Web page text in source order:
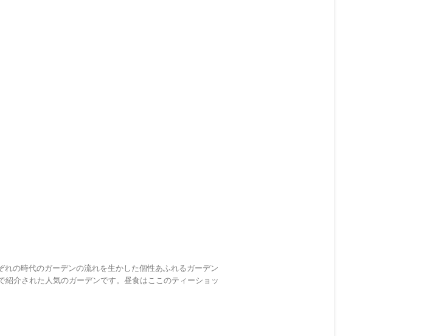
の時代のガーデンの流れを生かした個性あふれるガーデン
介された人気のガーデンです。昼食はここのティーショッ